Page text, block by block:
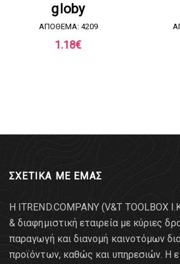
globy
ΑΠΟΘΕΜΑ: 4209
1.18€
ΣΧΕΤΙΚΑ ΜΕ ΕΜΑΣ
Η ITREND.COMPANY (V&T TOOLBOX
& διαφημιστική εταιρεία με κύριες
παραγωγή και διανομή καινοτόμων
προϊόντων, καθώς και υπηρεσιών. Η